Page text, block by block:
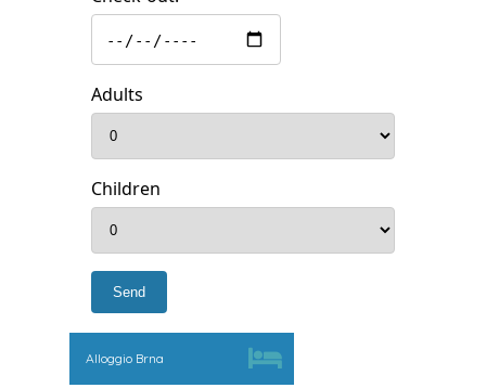
Adults
Children
Alloggio Brna